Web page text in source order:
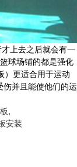
上去之后就会有一
球场铺的都是强化
）更适合用于运动
并且能使他们的运
,
安装